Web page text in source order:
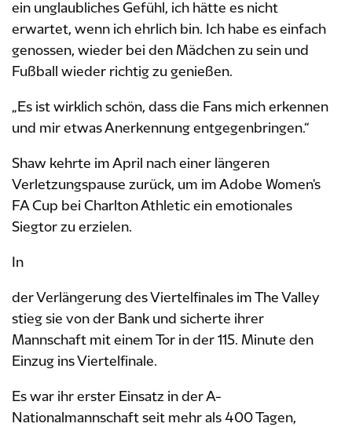
ein unglaubliches Gefühl, ich hätte es nicht
erwartet, wenn ich ehrlich bin. Ich habe es einfach
genossen, wieder bei den Mädchen zu sein und
Fußball wieder richtig zu genießen.
„Es ist wirklich schön, dass die Fans mich erkennen
und mir etwas Anerkennung entgegenbringen.“
Shaw kehrte im April nach einer längeren
Verletzungspause zurück, um im Adobe Women's
FA Cup bei Charlton Athletic ein emotionales
Siegtor zu erzielen.
In
der Verlängerung des Viertelfinales im The Valley
stieg sie von der Bank und sicherte ihrer
Mannschaft mit einem Tor in der 115. Minute den
Einzug ins Viertelfinale.
Es war ihr erster Einsatz in der A-
Nationalmannschaft seit mehr als 400 Tagen,